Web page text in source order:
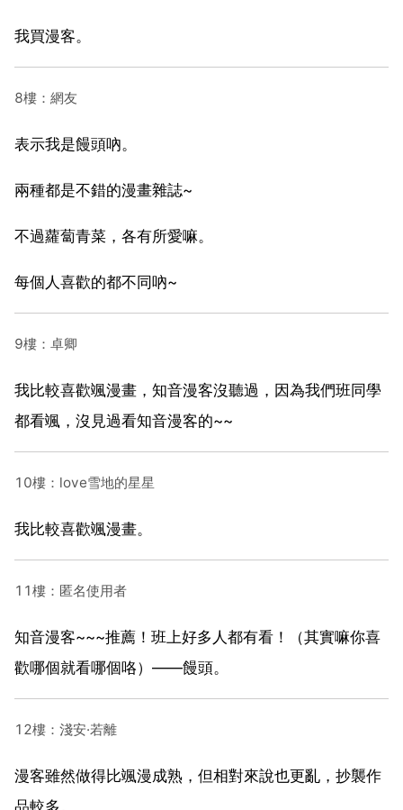
我買漫客。
8樓：網友
表示我是饅頭吶。
兩種都是不錯的漫畫雜誌~
不過蘿蔔青菜，各有所愛嘛。
每個人喜歡的都不同吶~
9樓：卓卿
我比較喜歡颯漫畫，知音漫客沒聽過，因為我們班同學
都看颯，沒見過看知音漫客的~~
10樓：love雪地的星星
我比較喜歡颯漫畫。
11樓：匿名使用者
知音漫客~~~推薦！班上好多人都有看！（其實嘛你喜
歡哪個就看哪個咯）——饅頭。
12樓：淺安·若離
漫客雖然做得比颯漫成熟，但相對來說也更亂，抄襲作
品較多。